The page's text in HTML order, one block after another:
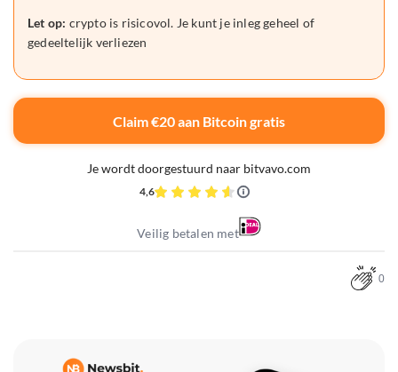
Let op: crypto is risicovol. Je kunt je inleg geheel of
gedeeltelijk verliezen
Claim €20 aan Bitcoin gratis
Je wordt doorgestuurd naar bitvavo.com
4,6
Veilig betalen met
0